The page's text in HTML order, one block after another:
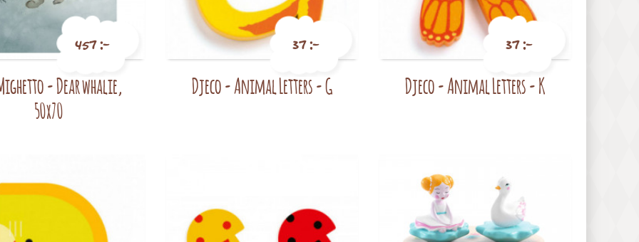
Pris
457 :-
- Dear whalie,
50x70
Pris
37 :-
Djeco - Animal Letters - G Pris
37 :-
Djeco - Animal Letters - K